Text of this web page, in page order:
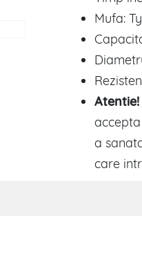
Mufa:
Atentie!
a
care